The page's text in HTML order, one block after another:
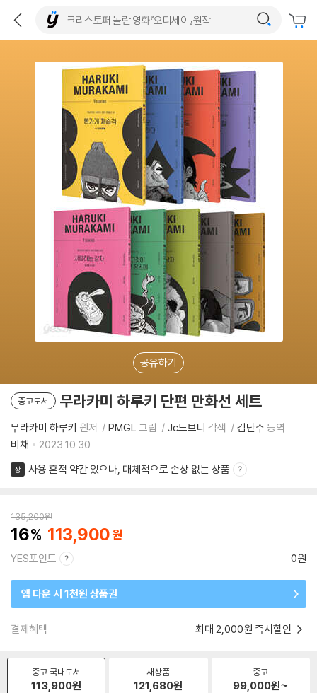
공유하기
중고도서 무라카미 하루키 단편 만화선 세트
무라카미 하루키 원저 PMGL 그림 Jc드브니 각색 김난주 등역
비채
2023.10.30.
상 사용 흔적 약간 있으나, 대체적으로 손상 없는 상품
135,200원
16 113,900
YES포인트 0원
앱 다운 시 1천원 상품권
결제혜택 최대 2,000원 즉시할인
중고 국내도서
113,900원
새상품
121,680원
중고
99,000원~